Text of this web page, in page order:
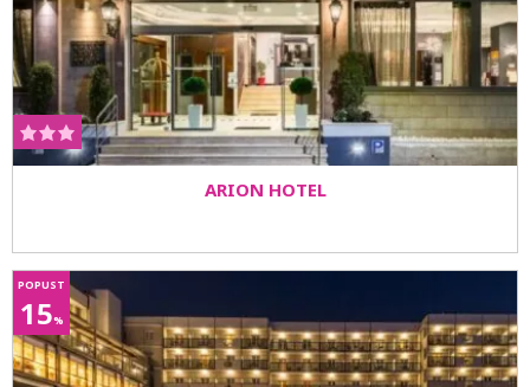
ARION HOTEL
POPUST
15%